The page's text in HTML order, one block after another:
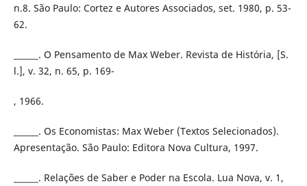
n.8. São Paulo: Cortez e Autores Associados, set. 1980, p. 53-
62.
______. O Pensamento de Max Weber. Revista de História, [S.
l.], v. 32, n. 65, p. 169-
, 1966.
______. Os Economistas: Max Weber (Textos Selecionados).
Apresentação. São Paulo: Editora Nova Cultura, 1997.
______. Relações de Saber e Poder na Escola. Lua Nova, v. 1,